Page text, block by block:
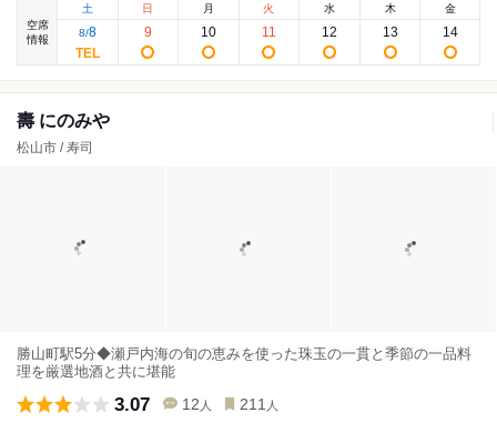
空席
情報
土
8/8
日
9
月
10
火
11
水
12
木
13
金
14
壽 にのみや
松山市 / 寿司
勝山町駅5分◆瀬戸内海の旬の恵みを使った珠玉の一貫と季節の一品料
理を厳選地酒と共に堪能
3.07 12 人 211 人